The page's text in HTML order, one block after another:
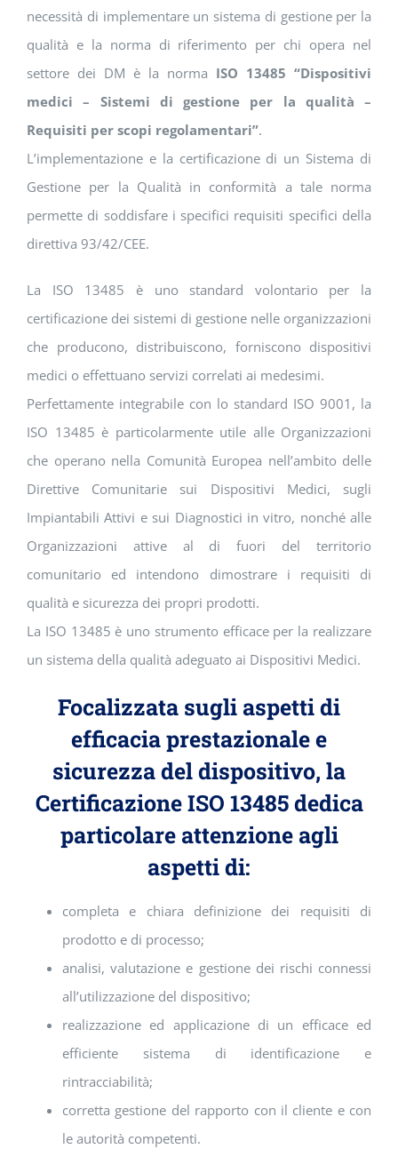
necessità di implementare un sistema di gestione per la
qualità e la norma di riferimento per chi opera nel
settore dei DM è la norma ISO 13485 “Dispositivi
medici – Sistemi di gestione per la qualità –
Requisiti per scopi regolamentari”.
L’implementazione e la certificazione di un Sistema di
Gestione per la Qualità in conformità a tale norma
permette di soddisfare i specifici requisiti specifici della
direttiva 93/42/CEE.
La ISO 13485 è uno standard volontario per la
certificazione dei sistemi di gestione nelle organizzazioni
che producono, distribuiscono, forniscono dispositivi
medici o effettuano servizi correlati ai medesimi.
Perfettamente integrabile con lo standard ISO 9001, la
ISO 13485 è particolarmente utile alle Organizzazioni
che operano nella Comunità Europea nell’ambito delle
Direttive Comunitarie sui Dispositivi Medici, sugli
Impiantabili Attivi e sui Diagnostici in vitro, nonché alle
Organizzazioni attive al di fuori del territorio
comunitario ed intendono dimostrare i requisiti di
qualità e sicurezza dei propri prodotti.
La ISO 13485 è uno strumento efficace per la realizzare
un sistema della qualità adeguato ai Dispositivi Medici.
Focalizzata sugli aspetti di
efficacia prestazionale e
sicurezza del dispositivo, la
Certificazione ISO 13485 dedica
particolare attenzione agli
aspetti di:
completa e chiara definizione dei requisiti di
prodotto e di processo;
analisi, valutazione e gestione dei rischi connessi
all’utilizzazione del dispositivo;
realizzazione ed applicazione di un efficace ed
efficiente sistema di identificazione e
rintracciabilità;
corretta gestione del rapporto con il cliente e con
le autorità competenti.